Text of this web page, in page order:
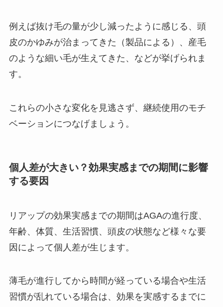
例えば抜け毛の量が少し減ったように感じる、頭
皮のかゆみが治まってきた（製品による）、産毛
のような細い毛が生えてきた、などが挙げられま
す。
これらの小さな変化を見逃さず、継続使用のモチ
ベーションにつなげましょう。
個人差が大きい？効果実感までの期間に影響
する要因
リアップの効果実感までの期間はAGAの進行度、
年齢、体質、生活習慣、頭皮の状態など様々な要
因によって個人差が生じます。
薄毛が進行してから時間が経っている場合や生活
習慣が乱れている場合は、効果を実感するまでに